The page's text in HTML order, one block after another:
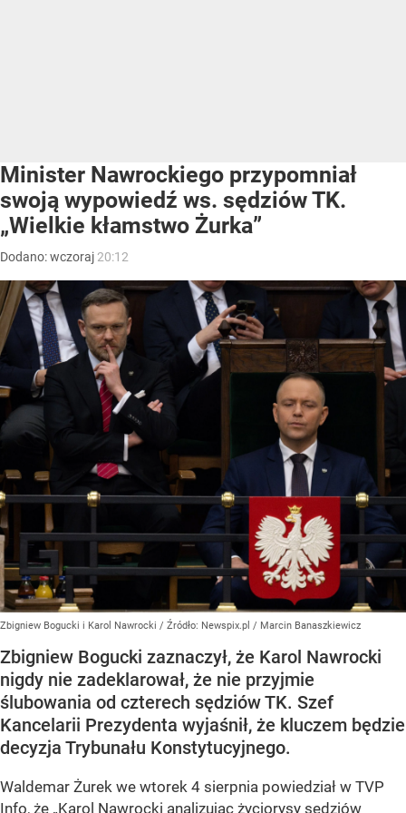
Minister Nawrockiego przypomniał
swoją wypowiedź ws. sędziów TK.
„Wielkie kłamstwo Żurka”
Dodano:wczoraj 20:12
Zbigniew Bogucki i Karol Nawrocki / Źródło: Newspix.pl / Marcin Banaszkiewicz
Zbigniew Bogucki zaznaczył, że Karol Nawrocki
nigdy nie zadeklarował, że nie przyjmie
ślubowania od czterech sędziów TK. Szef
Kancelarii Prezydenta wyjaśnił, że kluczem będzie
decyzja Trybunału Konstytucyjnego.
Waldemar Żurek we wtorek 4 sierpnia powiedział w TVP
Info, że „Karol Nawrocki analizując życiorysy sędziów